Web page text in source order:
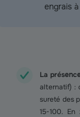
engrais
La
alternatif) :
sureté des
15-100.